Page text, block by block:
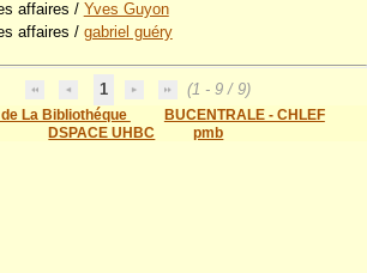
affaires / Yves Guyon
affaires / gabriel guéry
1 (1 - 9 / 9)
La Bibliothéque
BUCENTRALE - CHLEF
DSPACE UHBC
pmb